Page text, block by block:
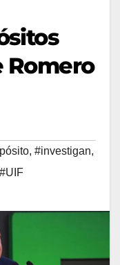
Romero
, #investigan,
#UIF